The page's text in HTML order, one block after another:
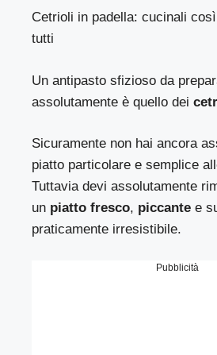
Cetrioli in padella: cucinali
tutti
Un antipasto sfizioso da
assolutamente è quello dei
Sicuramente non hai ancora
piatto particolare e semplice
Tuttavia devi assolutamente
un piatto fresco, piccante e
praticamente irresistibile.
Pubblicità